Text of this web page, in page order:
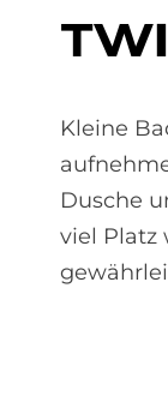
Kleine
Dusche
viel Platz